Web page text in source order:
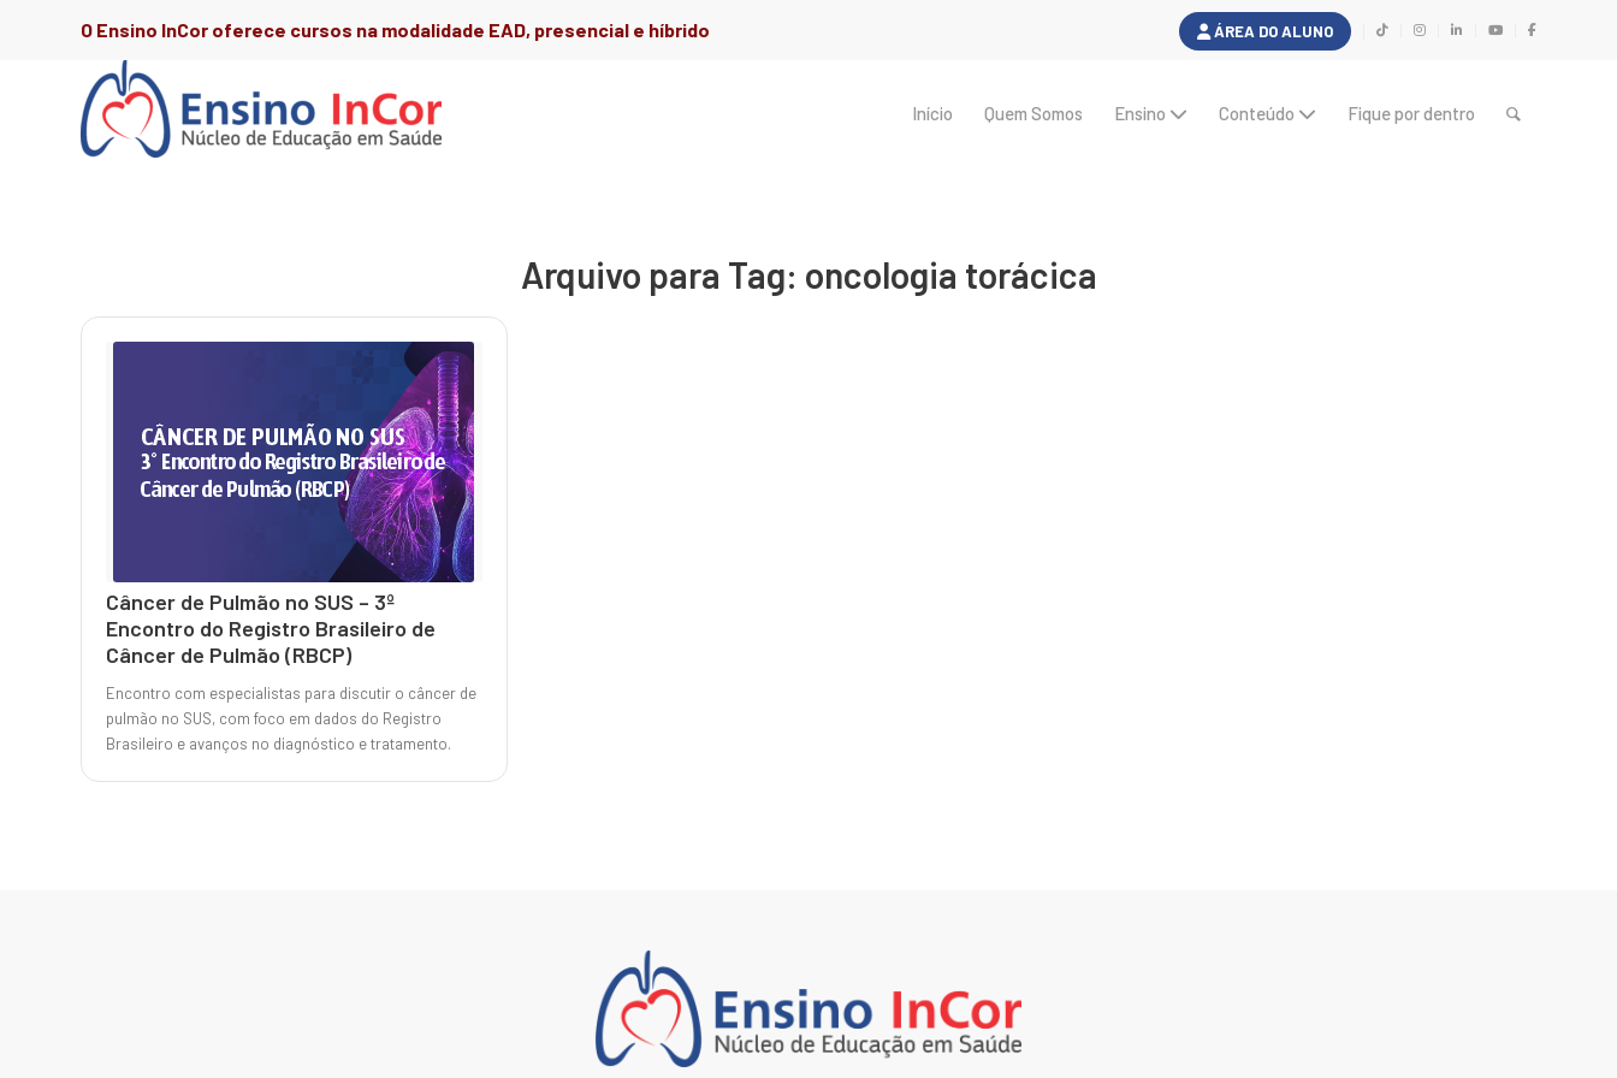
ÁREA DO ALUNO
O Ensino InCor oferece cursos na modalidade EAD, presencial e híbrido
Início Quem Somos Ensino Conteúdo Fique por dentro
Arquivo para Tag: oncologia torácica
Câncer de Pulmão no SUS – 3º
Encontro do Registro Brasileiro de
Câncer de Pulmão (RBCP)
Encontro com especialistas para discutir o câncer de
pulmão no SUS, com foco em dados do Registro
Brasileiro e avanços no diagnóstico e tratamento.